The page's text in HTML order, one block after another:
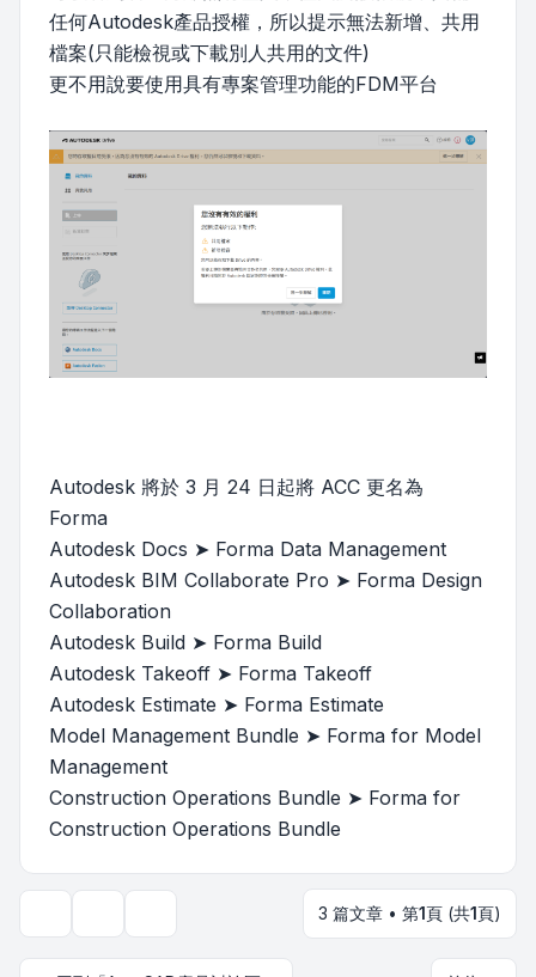
任何Autodesk產品授權，所以提示無法新增、共用
檔案(只能檢視或下載別人共用的文件)
更不用說要使用具有專案管理功能的FDM平台
Autodesk 將於 3 月 24 日起將 ACC 更名為
Forma
Autodesk Docs ➤ Forma Data Management
Autodesk BIM Collaborate Pro ➤ Forma Design
Collaboration
Autodesk Build ➤ Forma Build
Autodesk Takeoff ➤ Forma Takeoff
Autodesk Estimate ➤ Forma Estimate
Model Management Bundle ➤ Forma for Model
Management
Construction Operations Bundle ➤ Forma for
Construction Operations Bundle
3 篇文章 • 第1頁 (共1頁)